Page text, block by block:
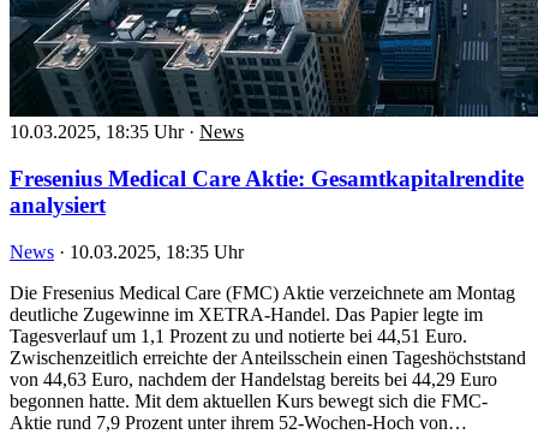
10.03.2025, 18:35 Uhr · News
Fresenius Medical Care Aktie: Gesamtkapitalrendite
analysiert
News · 10.03.2025, 18:35 Uhr
Die Fresenius Medical Care (FMC) Aktie verzeichnete am Montag
deutliche Zugewinne im XETRA-Handel. Das Papier legte im
Tagesverlauf um 1,1 Prozent zu und notierte bei 44,51 Euro.
Zwischenzeitlich erreichte der Anteilsschein einen Tageshöchststand
von 44,63 Euro, nachdem der Handelstag bereits bei 44,29 Euro
begonnen hatte. Mit dem aktuellen Kurs bewegt sich die FMC-
Aktie rund 7,9 Prozent unter ihrem 52-Wochen-Hoch von…